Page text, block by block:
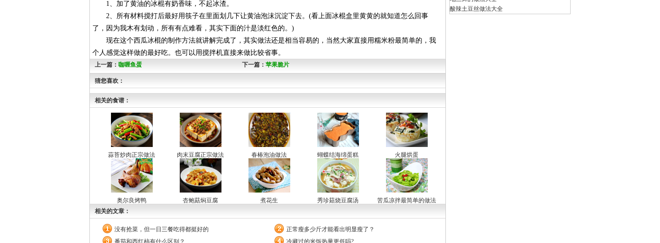
1、加了黄油的冰棍有奶香味，不起冰渣。
2、所有材料搅打后最好用筷子在里面划几下让黄油泡沫沉淀下去。(看上面冰棍盒里黄黄的就知道怎么回事
了，因为我木有划动，所有有点难看，其实下面的汁是淡红色的。)
现在这个西瓜冰棍的制作方法就讲解完成了，其实做法还是相当容易的，当然大家直接用糯米粉最简单的，我
个人感觉这样做的最好吃。也可以用搅拌机直接来做比较省事。
上一篇： 咖喱鱼蛋 下一篇： 苹果脆片
猜您喜欢：
相关的食谱：
蒜苔炒肉正宗做法 肉末豆腐正宗做法 春椿泡油做法 蝴蝶结海绵蛋糕 火腿烘蛋
奥尔良烤鸭 杏鲍菇焖豆腐 煮花生 秀珍菇烧豆腐汤
苦瓜凉拌最简单的做法
相关的文章：
没有抢菜，但一日三餐吃得都挺好的
正常瘦多少斤才能看出明显瘦了？
番茄和西红柿有什么区别？
冷藏过的米饭热量更低吗?
酸辣土豆丝做法大全